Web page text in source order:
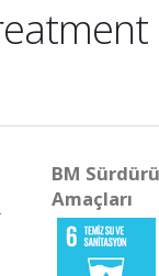
BM
Amaçları